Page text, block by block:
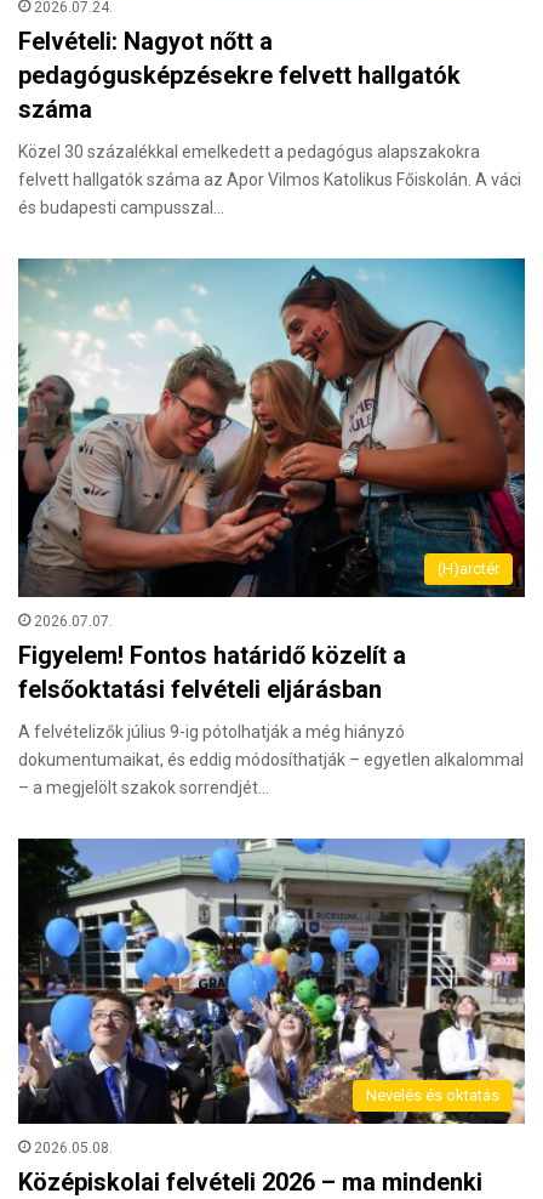
2026.07.24.
Felvételi: Nagyot nőtt a
pedagógusképzésekre felvett hallgatók
száma
Közel 30 százalékkal emelkedett a pedagógus alapszakokra
felvett hallgatók száma az Apor Vilmos Katolikus Főiskolán. A váci
és budapesti campusszal…
(H)arctér
2026.07.07.
Figyelem! Fontos határidő közelít a
felsőoktatási felvételi eljárásban
A felvételizők július 9-ig pótolhatják a még hiányzó
dokumentumaikat, és eddig módosíthatják – egyetlen alkalommal
– a megjelölt szakok sorrendjét…
Nevelés és oktatás
2026.05.08.
Középiskolai felvételi 2026 – ma mindenki